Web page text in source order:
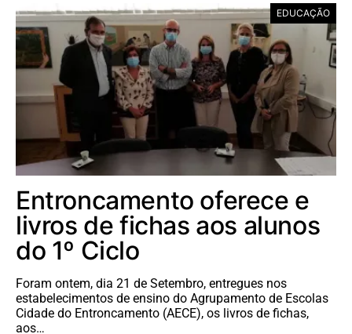
EDUCAÇÃO
Entroncamento oferece e
livros de fichas aos alunos
do 1º Ciclo
Foram ontem, dia 21 de Setembro, entregues nos
estabelecimentos de ensino do Agrupamento de Escolas
Cidade do Entroncamento (AECE), os livros de fichas,
aos…